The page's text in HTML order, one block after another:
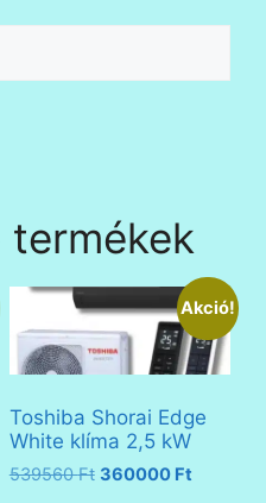
termékek
Akció!
Toshiba Shorai Edge
White klíma 2,5 kW
539560Ft Original
360000 FtCurrent